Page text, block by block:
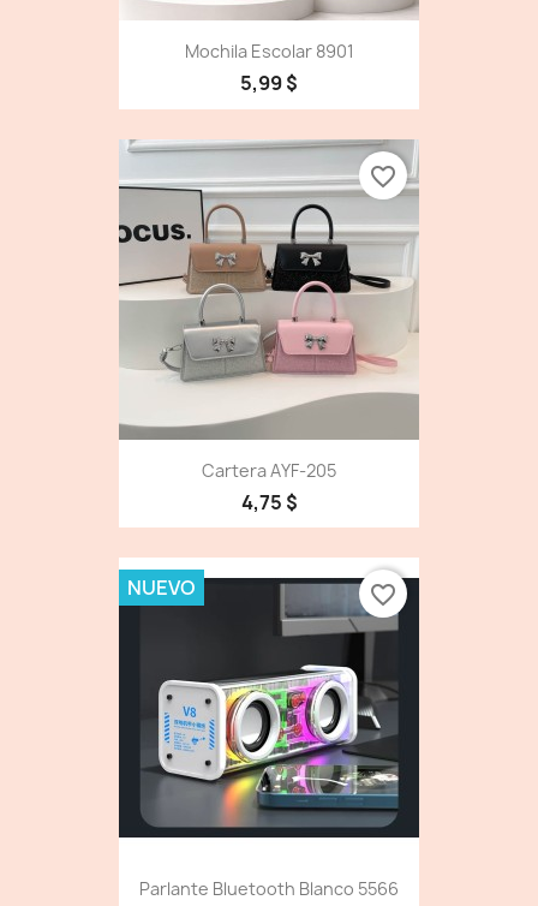
Mochila Escolar 8901
5,99 $
Cartera AYF-205
4,75 $
favorite_border
Parlante Bluetooth Blanco 5566
NUEVO favorite_border